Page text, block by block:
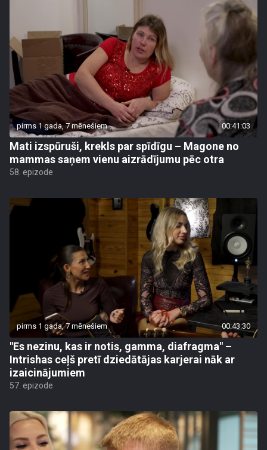
pirms 1 gada, 7 mēnešiem 00:41:03
Mati izspūruši, krekls par spīdīgu – Magone no
mammas saņem vienu aizrādījumu pēc otra
58. epizode
pirms 1 gada, 7 mēnešiem 00:43:30
"Es nezinu, kas ir notis, gamma, diafragma" –
Intrishas ceļš pretī dziedātājas karjerai nāk ar
izaicinājumiem
57. epizode